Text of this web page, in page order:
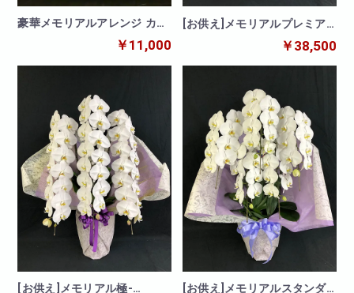
豪華メモリアルアレンジ カラ
￥11,000
[お供え]メモリアルプレミア
￥38,500
[お供え]メモリアル極- [お供え]メモリアルスタンダ